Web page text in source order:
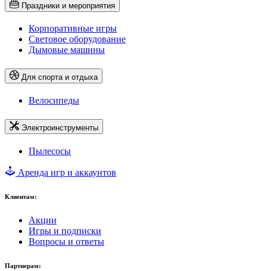
Праздники и мероприятия
Корпоративные игры
Световое оборудование
Дымовые машины
Для спорта и отдыха
Велосипеды
Электроинструменты
Пылесосы
Аренда игр и аккаунтов
Клиентам:
Акции
Игры и подписки
Вопросы и ответы
Партнерам: